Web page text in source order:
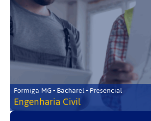
Formiga-MG • Bacharel • Presencial
Engenharia Civil